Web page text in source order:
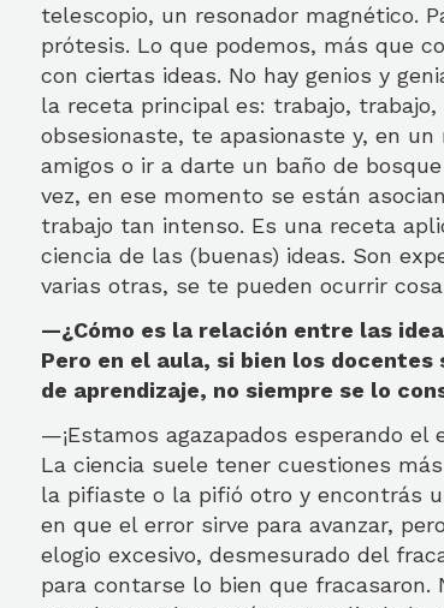
telescopio, un resonador magnético.
prótesis. Lo que podemos, más que
con ciertas ideas. No hay genios y
la receta principal es: trabajo,
obsesionaste, te apasionaste y, en
amigos o ir a darte un baño de
vez, en ese momento se están
trabajo tan intenso. Es una receta
ciencia de las (buenas) ideas. Son
varias otras, se te pueden ocurrir
—¿Cómo es la relación entre las
Pero en el aula, si bien los
de aprendizaje, no siempre se lo
—¡Estamos agazapados esperando el
La ciencia suele tener cuestiones
la pifiaste o la pifió otro y encontrás
en que el error sirve para avanzar,
elogio excesivo, desmesurado del
para contarse lo bien que